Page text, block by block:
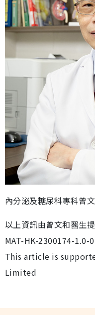
內分泌及糖尿科專科曾
以上資訊由曾文和醫生
MAT-HK-2300174-1.0-
This article is
Limited